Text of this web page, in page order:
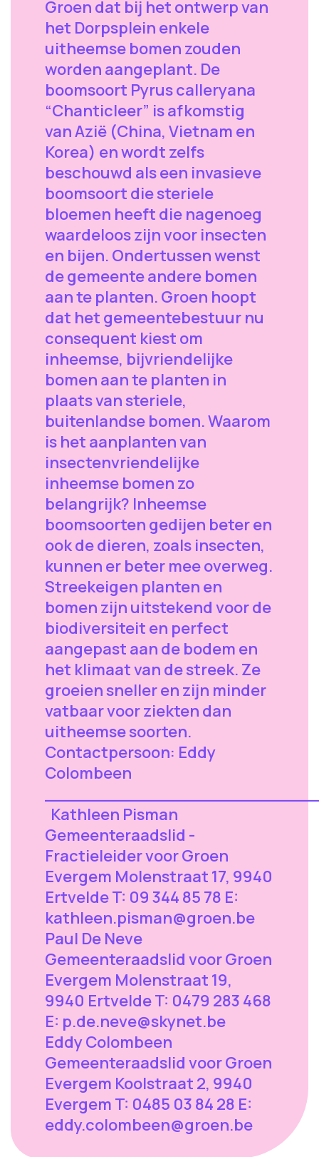
Groen dat bij het ontwerp van
het Dorpsplein enkele
uitheemse bomen zouden
worden aangeplant. De
boomsoort Pyrus calleryana
“Chanticleer” is afkomstig
van Azië (China, Vietnam en
Korea) en wordt zelfs
beschouwd als een invasieve
boomsoort die steriele
bloemen heeft die nagenoeg
waardeloos zijn voor insecten
en bijen. Ondertussen wenst
de gemeente andere bomen
aan te planten. Groen hoopt
dat het gemeentebestuur nu
consequent kiest om
inheemse, bijvriendelijke
bomen aan te planten in
plaats van steriele,
buitenlandse bomen. Waarom
is het aanplanten van
insectenvriendelijke
inheemse bomen zo
belangrijk? Inheemse
boomsoorten gedijen beter en
ook de dieren, zoals insecten,
kunnen er beter mee overweg.
Streekeigen planten en
bomen zijn uitstekend voor de
biodiversiteit en perfect
aangepast aan de bodem en
het klimaat van de streek. Ze
groeien sneller en zijn minder
vatbaar voor ziekten dan
uitheemse soorten.
Contactpersoon: Eddy
Colombeen
Kathleen Pisman
Gemeenteraadslid -
Fractieleider voor Groen
Evergem Molenstraat 17, 9940
Ertvelde T: 09 344 85 78 E:
kathleen.pisman@groen.be
Paul De Neve
Gemeenteraadslid voor Groen
Evergem Molenstraat 19,
9940 Ertvelde T: 0479 283 468
E: p.de.neve@skynet.be
Eddy Colombeen
Gemeenteraadslid voor Groen
Evergem Koolstraat 2, 9940
Evergem T: 0485 03 84 28 E:
eddy.colombeen@groen.be